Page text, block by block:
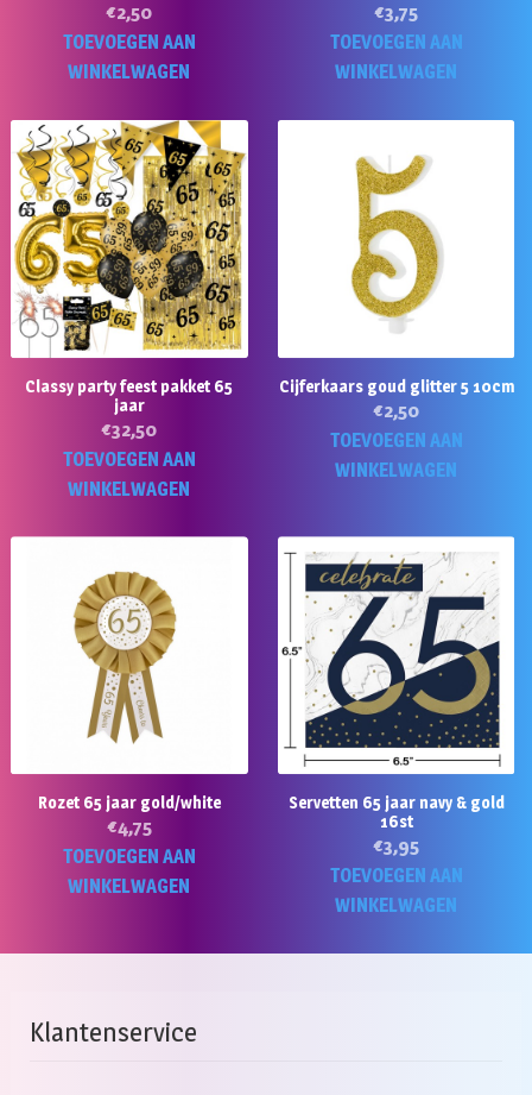
€2,50
TOEVOEGEN AAN
WINKELWAGEN
€3,75
TOEVOEGEN AAN
WINKELWAGEN
Classy party feest pakket 65
jaar
€32,50
TOEVOEGEN AAN
WINKELWAGEN
Cijferkaars goud glitter 5 10cm
€2,50
TOEVOEGEN AAN
WINKELWAGEN
Rozet 65 jaar gold/white
€4,75
TOEVOEGEN AAN
WINKELWAGEN
Servetten 65 jaar navy & gold
16st
€3,95
TOEVOEGEN AAN
WINKELWAGEN
Klantenservice